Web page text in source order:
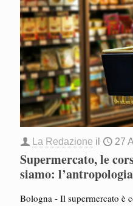
La Redazione il 27
Supermercato, le
siamo:
Bologna - Il supermercato è